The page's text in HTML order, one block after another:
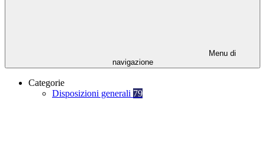
Menu di
navigazione
Categorie
Disposizioni generali 79